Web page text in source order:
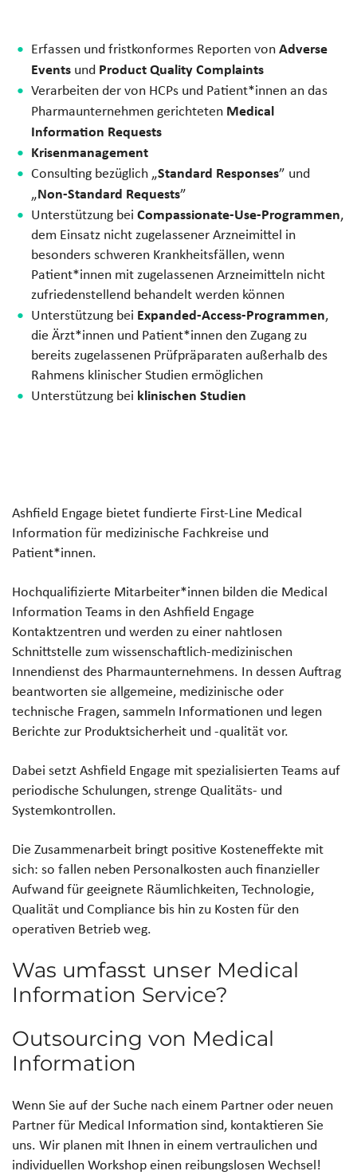
Erfassen und fristkonformes Reporten vonAdverse
Events und Product Quality Complaints
Verarbeiten der von HCPs und Patient*innen an das
Pharmaunternehmen gerichteten Medical
Information Requests
Krisenmanagement
Consulting bezüglich „Standard Responses” und
„Non-Standard Requests”
Unterstützung bei Compassionate-Use-Programmen,
dem Einsatz nicht zugelassener Arzneimittel in
besonders schweren Krankheitsfällen, wenn
Patient*innen mit zugelassenen Arzneimitteln nicht
zufriedenstellend behandelt werden können
Unterstützung bei Expanded-Access-Programmen,
die Ärzt*innen und Patient*innen den Zugang zu
bereits zugelassenen Prüfpräparaten außerhalb des
Rahmens klinischer Studien ermöglichen
Unterstützung bei klinischen Studien
Ashfield Engage bietet fundierte First-Line Medical
Information für medizinische Fachkreise und
Patient*innen.
Hochqualifizierte Mitarbeiter*innen bilden die Medical
Information Teams in den Ashfield Engage
Kontaktzentren und werden zu einer nahtlosen
Schnittstelle zum wissenschaftlich-medizinischen
Innendienst des Pharmaunternehmens. In dessen Auftrag
beantworten sie allgemeine, medizinische oder
technische Fragen, sammeln Informationen und legen
Berichte zur Produktsicherheit und -qualität vor.
Dabei setzt Ashfield Engage mit spezialisierten Teams auf
periodische Schulungen, strenge Qualitäts- und
Systemkontrollen.
Die Zusammenarbeit bringt positive Kosteneffekte mit
sich: so fallen neben Personalkosten auch finanzieller
Aufwand für geeignete Räumlichkeiten, Technologie,
Qualität und Compliance bis hin zu Kosten für den
operativen Betrieb weg.
Was umfasst unser Medical
Information Service?
Outsourcing von Medical
Information
Wenn Sie auf der Suche nach einem Partner oder neuen
Partner für Medical Information sind, kontaktieren Sie
uns. Wir planen mit Ihnen in einem vertraulichen und
individuellen Workshop einen reibungslosen Wechsel!